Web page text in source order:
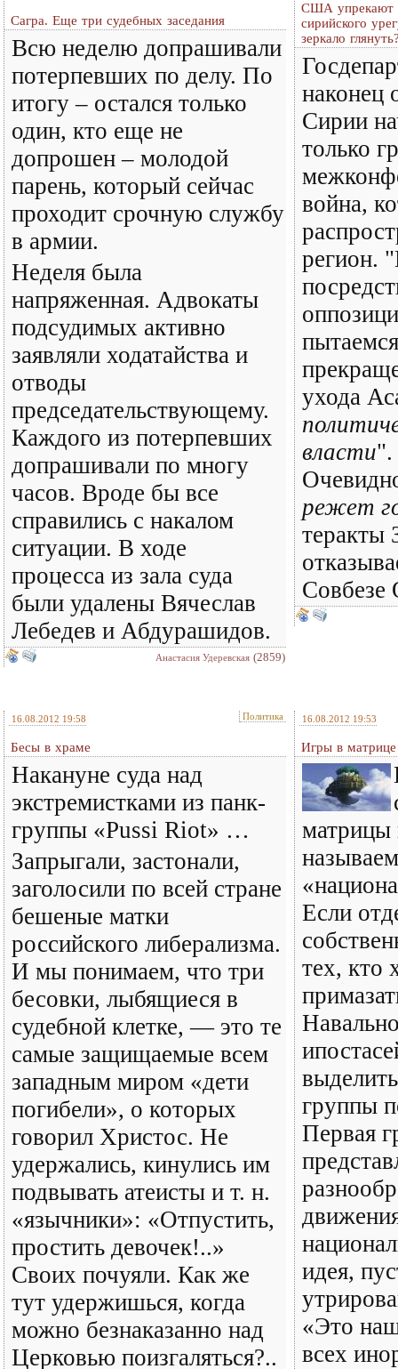
Сагра. Еще три судебных заседания
Всю неделю допрашивали
потерпевших по делу. По
итогу – остался только
один, кто еще не
допрошен – молодой
парень, который сейчас
проходит срочную службу
в армии.
Неделя была
напряженная. Адвокаты
подсудимых активно
заявляли ходатайства и
отводы
председательствующему.
Каждого из потерпевших
допрашивали по многу
часов. Вроде бы все
справились с накалом
ситуации. В ходе
процесса из зала суда
были удалены Вячеслав
Лебедев и Абдурашидов.
Анастасия Удеревская (2859)
США упрекают
сирийского
зеркало
наконец
Сирии
только
война,
регион.
ухода
власти".
режет
теракты
16.08.2012 19:58 Политика
Бесы в храме
Накануне суда над
экстремистками из панк-
группы «Pussi Riot» …
Запрыгали, застонали,
заголосили по всей стране
бешеные матки
российского либерализма.
И мы понимаем, что три
бесовки, лыбящиеся в
судебной клетке, — это те
самые защищаемые всем
западным миром «дети
погибели», о которых
говорил Христос. Не
удержались, кинулись им
подвывать атеисты и т. н.
«язычники»: «Отпустить,
простить девочек!..»
Своих почуяли. Как же
тут удержишься, когда
можно безнаказанно над
Церковью поизгаляться?..
16.08.2012 19:53
Игры в
матрицы
Если
тех, кто
группы
Первая
идея,
«Это
всех